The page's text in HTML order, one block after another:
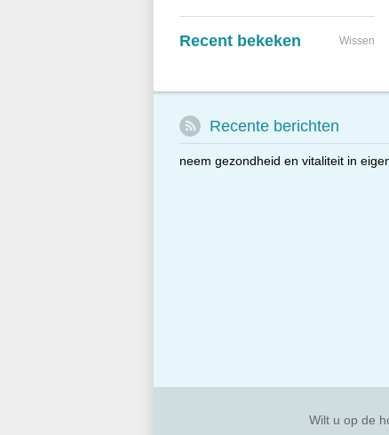
Recent bekeken Wissen
Recente berichten
neem gezondheid en vitaliteit in
Wilt u op de